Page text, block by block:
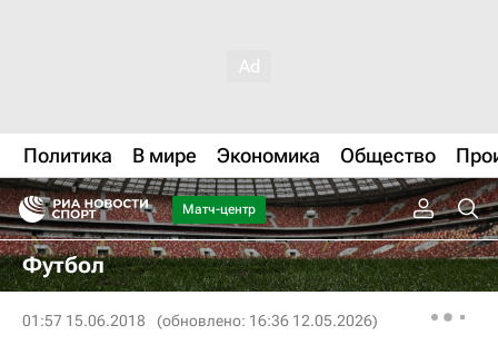
Политика В мире Экономика Общество
Матч-центр
Футбол
01:57 15.06.2018 (обновлено: 16:36 12.05.2026)